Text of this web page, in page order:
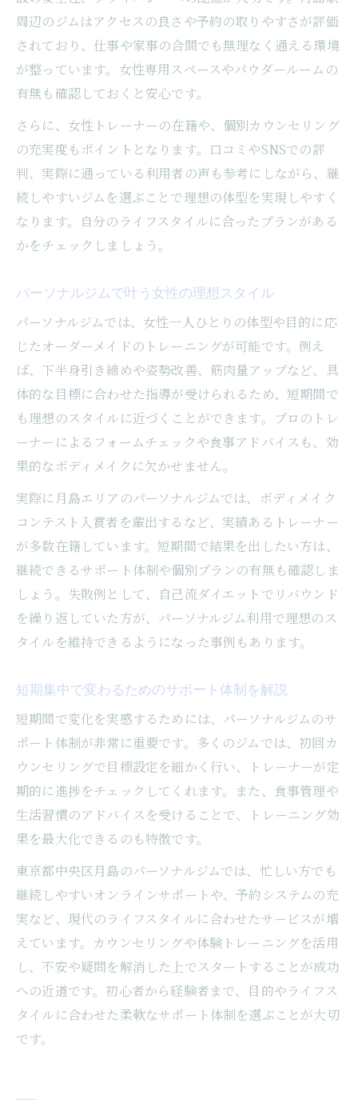
周辺のジムはアクセスの良さや予約の取りやすさが評価
されており、仕事や家事の合間でも無理なく通える環境
が整っています。女性専用スペースやパウダールームの
有無も確認しておくと安心です。
さらに、女性トレーナーの在籍や、個別カウンセリング
の充実度もポイントとなります。口コミやSNSでの評
判、実際に通っている利用者の声も参考にしながら、継
続しやすいジムを選ぶことで理想の体型を実現しやすく
なります。自分のライフスタイルに合ったプランがある
かをチェックしましょう。
パーソナルジムで叶う女性の理想スタイル
パーソナルジムでは、女性一人ひとりの体型や目的に応
じたオーダーメイドのトレーニングが可能です。例え
ば、下半身引き締めや姿勢改善、筋肉量アップなど、具
体的な目標に合わせた指導が受けられるため、短期間で
も理想のスタイルに近づくことができます。プロのトレ
ーナーによるフォームチェックや食事アドバイスも、効
果的なボディメイクに欠かせません。
実際に月島エリアのパーソナルジムでは、ボディメイク
コンテスト入賞者を輩出するなど、実績あるトレーナー
が多数在籍しています。短期間で結果を出したい方は、
継続できるサポート体制や個別プランの有無も確認しま
しょう。失敗例として、自己流ダイエットでリバウンド
を繰り返していた方が、パーソナルジム利用で理想のス
タイルを維持できるようになった事例もあります。
短期集中で変わるためのサポート体制を解説
短期間で変化を実感するためには、パーソナルジムのサ
ポート体制が非常に重要です。多くのジムでは、初回カ
ウンセリングで目標設定を細かく行い、トレーナーが定
期的に進捗をチェックしてくれます。また、食事管理や
生活習慣のアドバイスを受けることで、トレーニング効
果を最大化できるのも特徴です。
東京都中央区月島のパーソナルジムでは、忙しい方でも
継続しやすいオンラインサポートや、予約システムの充
実など、現代のライフスタイルに合わせたサービスが増
えています。カウンセリングや体験トレーニングを活用
し、不安や疑問を解消した上でスタートすることが成功
への近道です。初心者から経験者まで、目的やライフス
タイルに合わせた柔軟なサポート体制を選ぶことが大切
です。